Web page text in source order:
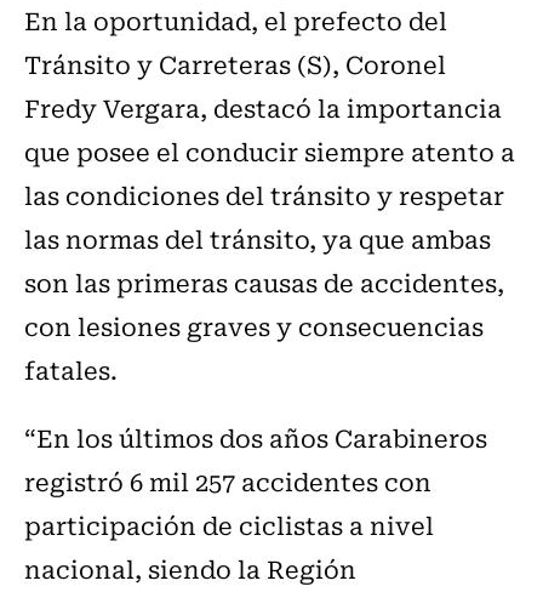
En la oportunidad, el prefecto del
Tránsito y Carreteras (S), Coronel
Fredy Vergara, destacó la importancia
que posee el conducir siempre atento a
las condiciones del tránsito y respetar
las normas del tránsito, ya que ambas
son las primeras causas de accidentes,
con lesiones graves y consecuencias
fatales.
“En los últimos dos años Carabineros
registró 6 mil 257 accidentes con
participación de ciclistas a nivel
nacional, siendo la Región